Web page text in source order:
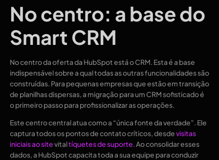
No centro: a base do
Smart CRM
No centro da oferta da HubSpot está o CRM. Esta é a base
indispensável sobre a qual todas as outras funcionalidades são
construídas. Para pequenas empresas que estão em transição
de planilhas dispersas, a migração para um CRM sofisticado é
o primeiro passo para profissionalizar as operações.
Este centro central atua como a “única fonte da verdade”. Ele
captura todos os pontos de contato críticos, desdevisitas
iniciais ao sitevitaltíquetes de suporte.Ao consolidar esses
dados, a HubSpot capacita toda a sua equipe para conduzir